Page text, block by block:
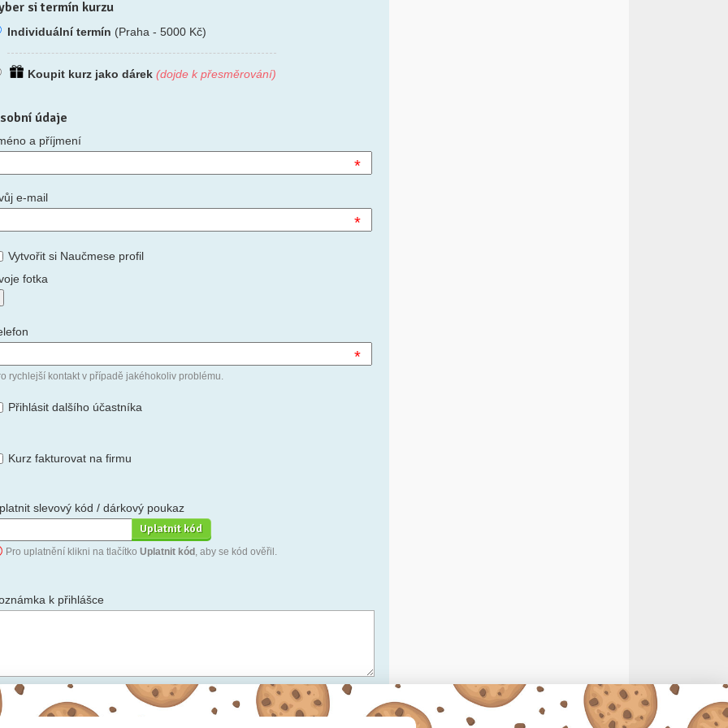
si termín kurzu
Individuální termín (Praha - 5000 Kč)
Koupit kurz jako dárek (dojde k přesměrování)
údaje
a příjmení
*
e-mail
*
Vytvořit si Naučmese profil
fotka
*
rychlejší kontakt v případě jakéhokoliv problému.
Přihlásit dalšího účastníka
Kurz fakturovat na firmu
slevový kód / dárkový poukaz
Pro uplatnění klikni na tlačítko Uplatnit kód , aby se kód ověřil.
k přihlášce
li se na cokoli zeptat, nebo ke své přihlášce poznamenat.
Anonymní profil– odesláním přihlášky se automaticky vytvoří tvůj